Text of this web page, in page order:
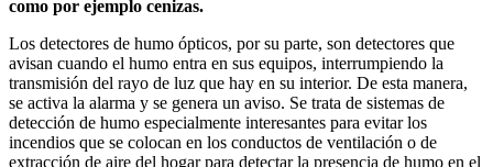
como por ejemplo cenizas.
Los detectores de humo ópticos, por su parte, son detectores que
avisan cuando el humo entra en sus equipos, interrumpiendo la
transmisión del rayo de luz que hay en su interior. De esta manera,
se activa la alarma y se genera un aviso. Se trata de sistemas de
detección de humo especialmente interesantes para evitar los
incendios que se colocan en los conductos de ventilación o de
extracción de aire del hogar para detectar la presencia de humo en el